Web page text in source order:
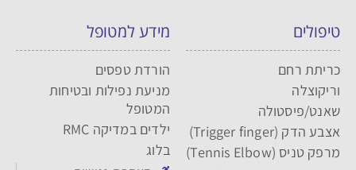
טיפולים
כריתת רחם
וריקוצלה
שאנט/פיסטולה
אצבע הדק (Trigger finger)
מרפק טניס (Tennis Elbow)
מידע למטופל
הורדת טפסים
מניעת נפילות ובטיחות
המטופל
ילדים במדיקה RMC
בלוג